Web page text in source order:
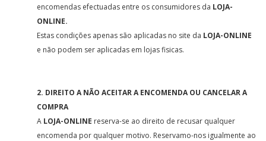
encomendas efectuadas entre os consumidores da LOJA-
ONLINE.
Estas condições apenas são aplicadas no site da LOJA-ONLINE
e não podem ser aplicadas em lojas fisicas.
2. DIREITO A NÃO ACEITAR A ENCOMENDA OU CANCELAR A
COMPRA
A LOJA-ONLINE reserva-se ao direito de recusar qualquer
encomenda por qualquer motivo. Reservamo-nos igualmente ao